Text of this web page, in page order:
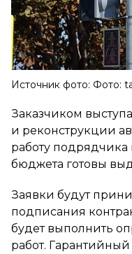
Источник фото: Фото:
Заказчиком
и реконструкции
работу
бюджета готовы
Заявки будут
подписания
будет выполнить
работ.